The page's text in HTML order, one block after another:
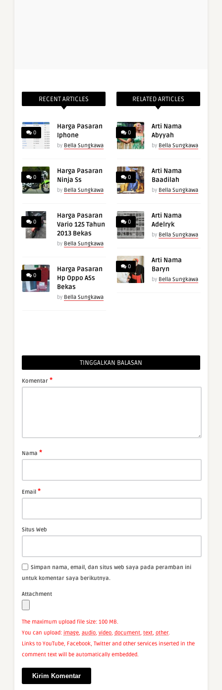
RECENT ARTICLES
0
Harga Pasaran
Iphone
by Bella Sungkawa
0
Harga Pasaran
Ninja Ss
by Bella Sungkawa
0
Harga Pasaran
Vario 125 Tahun
2013 Bekas
by Bella Sungkawa
0
Harga Pasaran
Hp Oppo A5s
Bekas
by Bella Sungkawa
RELATED ARTICLES
0
Arti Nama
Abyyah
by Bella Sungkawa
0
Arti Nama
Baadilah
by Bella Sungkawa
0
Arti Nama
Adelryk
by Bella Sungkawa
0
Arti Nama
Baryn
by Bella Sungkawa
TINGGALKAN BALASAN
Komentar *
Nama *
Email *
Situs Web
Simpan nama, email, dan situs web saya pada peramban ini
untuk komentar saya berikutnya.
Attachment
The maximum upload file size: 100 MB.
You can upload: image, audio, video, document, text, other.
Links to YouTube, Facebook, Twitter and other services inserted in the
comment text will be automatically embedded.